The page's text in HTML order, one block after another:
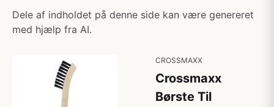
Dele af indholdet på denne side kan være genereret
med hjælp fra AI.
CROSSMAXX
Crossmaxx
Børste Til